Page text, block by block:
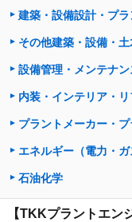
建築・設備設計・プ
その他建築・設備・
設備管理・メンテナン
内装・インテリア・
プラントメーカー・
エネルギー（電力・ガ
石油化学
【TKKプラントエン